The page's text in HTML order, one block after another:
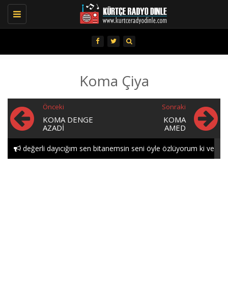
Toggle
navigation
Koma Çiya
Önceki
KOMA DENGE
AZADI
Sonraki
KOMA
AMED
değerli dayıcığım sen bitanemsin seni öyle özlüyorum ki ve